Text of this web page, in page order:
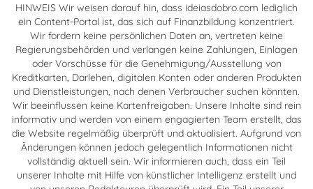
HINWEIS Wir weisen darauf hin, dass ideiasdobro.com lediglich
ein Content-Portal ist, das sich auf Finanzbildung konzentriert.
Wir fordern keine persönlichen Daten an, vertreten keine
Regierungsbehörden und verlangen keine Zahlungen, Einlagen
oder Vorschüsse für die Genehmigung/Ausstellung von
Kreditkarten, Darlehen, digitalen Konten oder anderen Produkten
und Dienstleistungen, nach denen Verbraucher suchen könnten.
Wir beeinflussen keine Kartenfreigaben. Unsere Inhalte sind rein
informativ und werden von einem engagierten Team erstellt, das
die Website regelmäßig überprüft und aktualisiert. Aufgrund von
Änderungen können jedoch gelegentlich Informationen nicht
vollständig aktuell sein. Wir informieren auch, dass ein Teil
unserer Inhalte mit Hilfe von künstlicher Intelligenz erstellt und